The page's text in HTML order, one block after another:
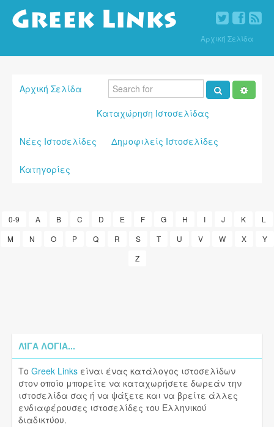
Αρχική Σελίδα
Αρχική Σελίδα
Καταχώρηση Ιστοσελίδας
Νέες Ιστοσελίδες Δημοφιλείς Ιστοσελίδες
Κατηγορίες
0-9 A B C D E F G H I J K
L
M
N O P Q R S T U V W X
Y
Z
ΛΊΓΑ ΛΌΓΙΑ...
Το Greek Links είναι ένας κατάλογος ιστοσελίδων
στον οποίο μπορείτε να καταχωρήσετε δωρεάν την
ιστοσελίδα σας ή να ψάξετε και να βρείτε άλλες
ενδιαφέρουσες ιστοσελίδες του Ελληνικού
διαδικτύου.